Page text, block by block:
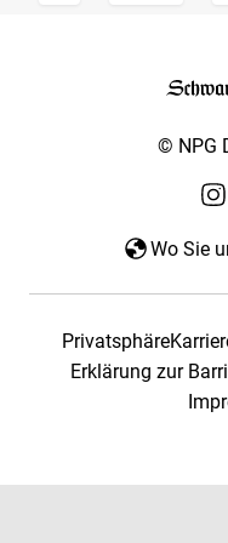
© NPG
Wo Sie
Privatsphäre
Erklärung zur